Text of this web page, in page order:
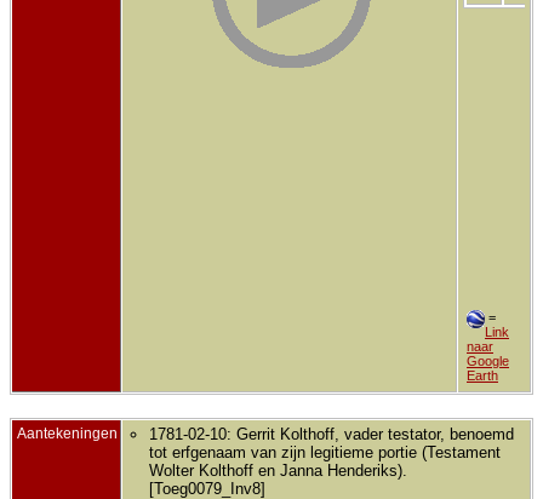
=
Link
naar
Google
Earth
Aantekeningen
1781-02-10: Gerrit Kolthoff, vader testator, benoemd
tot erfgenaam van zijn legitieme portie (Testament
Wolter Kolthoff en Janna Henderiks).
[Toeg0079_Inv8]